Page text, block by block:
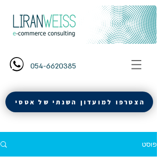
054-6620385
הצטרפו למועדון השנתי של אטסי
פוסט